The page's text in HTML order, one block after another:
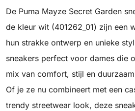
De Puma Mayze Secret Garden
de kleur wit (401262_01) zijn een
hun strakke ontwerp en unieke
sneakers perfect voor dames die
mix van comfort, stijl en
Of je ze nu combineert met een
trendy streetwear look, deze